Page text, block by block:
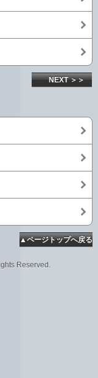
NEXT ＞＞
▲ページトップへ戻る
Reserved.